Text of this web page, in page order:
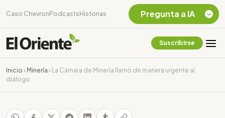
Caso Chevron Podcasts Historias
Suscribirse
Inicio › Minería ›
La Cámara de Minería llamó de manera urgente al
diálogo
Pregunta a IA
Chevron Ecuador